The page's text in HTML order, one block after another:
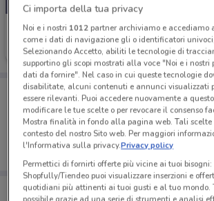
Wycon
Scade il 31/08
Porta DoveConviene sempre con te!
Puoi trovare le migliori offerte dei
salvarle e creare la tua lista del
dal tuo cellulare.
SCARICA
Ci importa della tua privacy
Noi e i nostri 1012partner archiviamo e accediamo
come i dati di navigazione gli o identificatori
Selezionando Accetto, abiliti le tecnologie di
supportino gli scopi mostrati alla voce "Noi e i
dati da fornire". Nel caso in cui queste tecnologie
disabilitate, alcuni contenuti e annunci visualizzati
essere rilevanti. Puoi accedere nuovamente a
modificare le tue scelte o per revocare il consenso
Mostra finalità in fondo alla pagina web. Tali
contesto del nostro Sito web. Per maggiori
l'Informativa sulla privacy.Privacy policy
Permettici di fornirti offerte più vicine ai tuoi
Shopfully/Tiendeo puoi visualizzare inserzioni e
quotidiani più attinenti ai tuoi gusti e al tuo mondo.
possibile grazie ad una serie di strumenti e analisi